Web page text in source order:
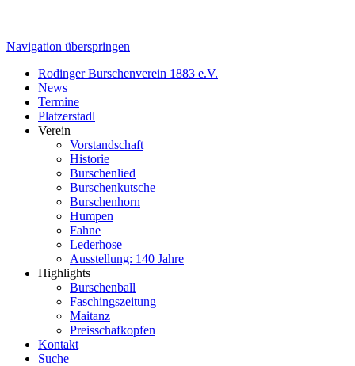
Navigation überspringen
Rodinger Burschenverein 1883 e.V.
News
Termine
Platzerstadl
Verein
Vorstandschaft
Historie
Burschenlied
Burschenkutsche
Burschenhorn
Humpen
Fahne
Lederhose
Ausstellung: 140 Jahre
Highlights
Burschenball
Faschingszeitung
Maitanz
Preisschafkopfen
Kontakt
Suche